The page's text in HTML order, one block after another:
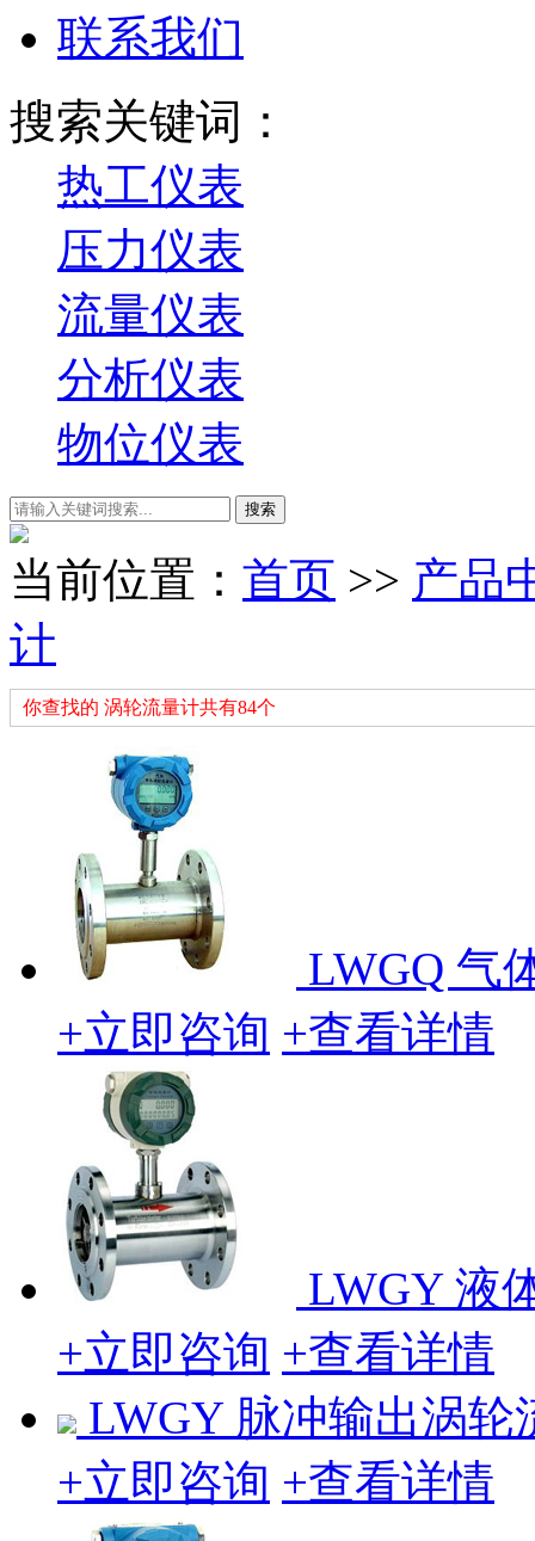
联系我们
搜索关键词：
热工仪表
压力仪表
流量仪表
分析仪表
物位仪表
当前位置： 首页 >> 产品
计
你查找的 涡轮流量计共有84个
LWGQ 气
+立即咨询 +查看详情
LWGY 液
+立即咨询 +查看详情
LWGY 脉冲输出涡轮
+立即咨询 +查看详情